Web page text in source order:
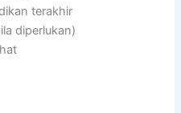
terakhir
diperlukan)